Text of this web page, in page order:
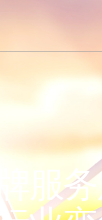
企业文化建设
实效文化落地
源
坚信卓